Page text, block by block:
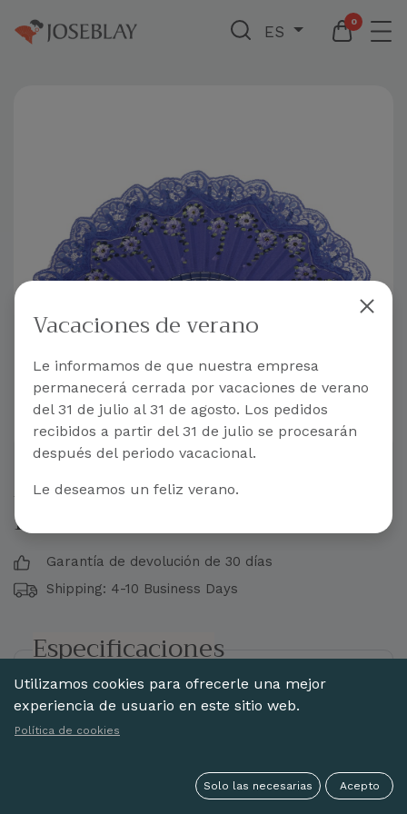
ES
0
Abanico madera pintado a
mano
Garantía de devolución de 30 días
Shipping: 4-10 Business Days
Especificaciones
Estilo:
Pintado a mano
Material
Calado
Vacaciones de verano
Le informamos de que nuestra empresa
permanecerá cerrada por vacaciones de verano
del 31 de julio al 31 de agosto. Los pedidos
recibidos a partir del 31 de julio se procesarán
después del periodo vacacional.
Le deseamos un feliz verano.
Utilizamos cookies para ofrecerle una mejor
experiencia de usuario en este sitio web.
Política de cookies
Solo las necesarias Acepto